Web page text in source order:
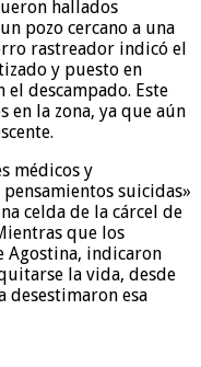
hallados
pozo cercano a una
rastreador indicó el
y puesto en
el descampado. Este
la zona, ya que aún
médicos y
suicidas»
celda de la cárcel de
que los
Agostina, indicaron
la vida, desde
desestimaron esa